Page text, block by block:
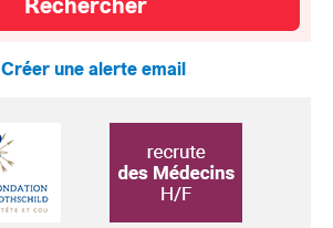
Créer une alerte email